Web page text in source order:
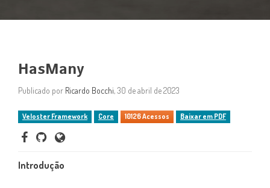
HasMany
Publicado por Ricardo Bocchi, 30 de abril de 2023
Veloster Framework Core 10126 Acessos Baixar em PDF
Introdução